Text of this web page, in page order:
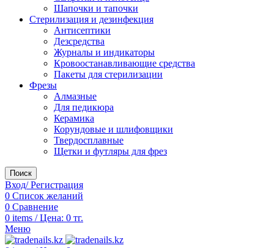
Шапочки и тапочки
Стерилизация и дезинфекция
Антисептики
Дезсредства
Журналы и индикаторы
Кровоостанавливающие средства
Пакеты для стерилизации
Фрезы
Алмазные
Для педикюра
Керамика
Корундовые и шлифовщики
Твердосплавные
Щетки и футляры для фрез
Поиск
Вход/ Регистрация
0 Список желаний
0 Сравнение
0 items / Цена: 0 тг.
Меню